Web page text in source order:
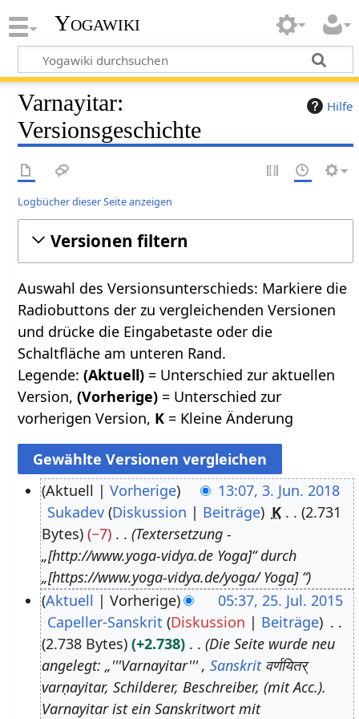
Yogawiki
Hilfe
Varnayitar:
Versionsgeschichte
Logbücher dieser Seite anzeigen
Versionen filtern
Auswahl des Versionsunterschieds: Markiere die
Radiobuttons der zu vergleichenden Versionen
und drücke die Eingabetaste oder die
Schaltfläche am unteren Rand.
Legende:(Aktuell) = Unterschied zur aktuellen
Version,(Vorherige) = Unterschied zur
vorherigen Version, K = Kleine Änderung
n
Aktuell Vorherige
13:07, 3. Jun. 2018
Sukadev Diskussion Beiträge K
2.731
Bytes
−7
Textersetzung -
„[http://www.yoga-vidya.de Yoga]“ durch
„[https://www.yoga-vidya.de/yoga/ Yoga] “
Aktuell Vorherige
05:37, 25. Jul. 2015
Capeller-Sanskrit Diskussion
Beiträge
2.738 Bytes
+2.738
Die Seite wurde neu
angelegt: „'''Varnayitar''' , Sanskritवर्णयितर्
varṇayitar, Schilderer, Beschreiber, (mit Acc.).
Varnayitar ist ein Sanskritwort mit